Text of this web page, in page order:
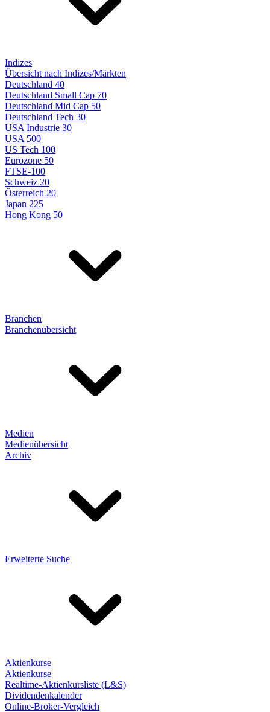
Indizes
Übersicht nach Indizes/Märkten
Deutschland 40
Deutschland Small Cap 70
Deutschland Mid Cap 50
Deutschland Tech 30
USA Industrie 30
USA 500
US Tech 100
Eurozone 50
FTSE-100
Schweiz 20
Österreich 20
Japan 225
Hong Kong 50
Branchen
Branchenübersicht
Medien
Medienübersicht
Archiv
Erweiterte Suche
Aktienkurse
Aktienkurse
Realtime-Aktienkursliste (L&S)
Dividendenkalender
Online-Broker-Vergleich